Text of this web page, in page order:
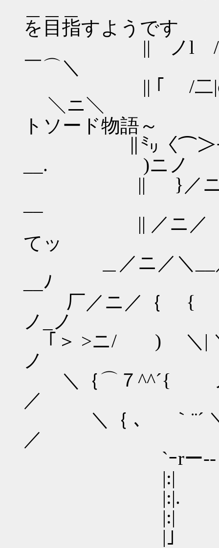
を目指すようです
|| ノl /-|o|ﾆo
￣⌒＼
|| ｢ /二|o|ﾆo
＼ニ＼ ～原作
トソード物語～
∥㍉〈⌒＞ｰ
__. )ニノ
|| }／ニ/ ＼{__
|| ／ニ／ ＼
てッ
＿／ニ／＼__／
__ﾉ
厂／ニ／｛ { |
ノ_ノ
｢＞ >ニ/ ) ＼|
ノ
＼｛⌒７
／
＼｛ ､ ｀¨´
／
`ｰrー--「ヽ
|:| ｌ
|:|. ｌ
|:| V::::|
|｣ ∨